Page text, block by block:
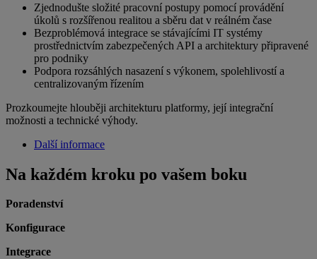
Zjednodušte složité pracovní postupy pomocí provádění
úkolů s rozšířenou realitou a sběru dat v reálném čase
Bezproblémová integrace se stávajícími IT systémy
prostřednictvím zabezpečených API a architektury připravené
pro podniky
Podpora rozsáhlých nasazení s výkonem, spolehlivostí a
centralizovaným řízením
Prozkoumejte hlouběji architekturu platformy, její integrační
možnosti a technické výhody.
Další informace
Na každém kroku po vašem boku
Poradenství
Konfigurace
Integrace